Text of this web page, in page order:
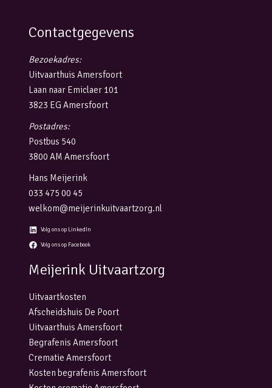
Contactgegevens
Bezoekadres:
Uitvaarthuis Amersfoort
Laan naar Emiclaer 101
3823 EG Amersfoort
Postadres:
Postbus 540
3800 AM Amersfoort
Hans Meijerink
033 475 00 45
welkom@meijerinkuitvaartzorg.nl
Volg ons op LinkedIn
Volg ons op Facebook
Meijerink Uitvaartzorg
Uitvaartkosten
Afscheidshuis De Poort
Uitvaarthuis Amersfoort
Begrafenis Amersfoort
Crematie Amersfoort
Kosten begrafenis Amersfoort